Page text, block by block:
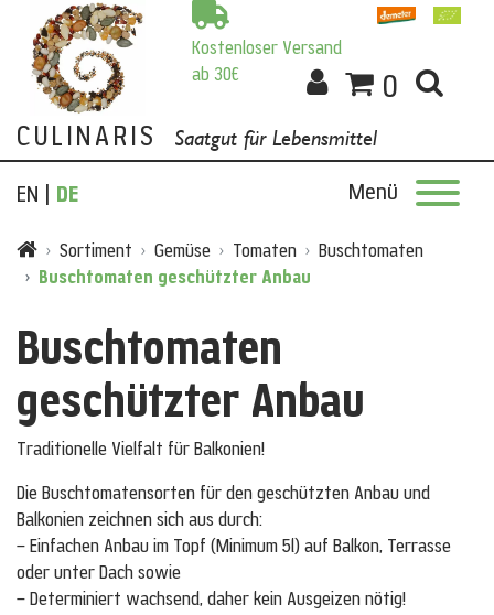
CULINARIS
Kostenloser Versand
ab 30€
0 Suche
Saatgut für Lebensmittel
EN | DE Menü
Sortiment Gemüse Tomaten
Buschtomaten
Buschtomaten geschützter Anbau
Buschtomaten
geschützter Anbau
Traditionelle Vielfalt für Balkonien!
Die Buschtomatensorten für den geschützten Anbau und
Balkonien zeichnen sich aus durch:
– Einfachen Anbau im Topf (Minimum 5l) auf Balkon, Terrasse
oder unter Dach sowie
– Determiniert wachsend, daher kein Ausgeizen nötig!